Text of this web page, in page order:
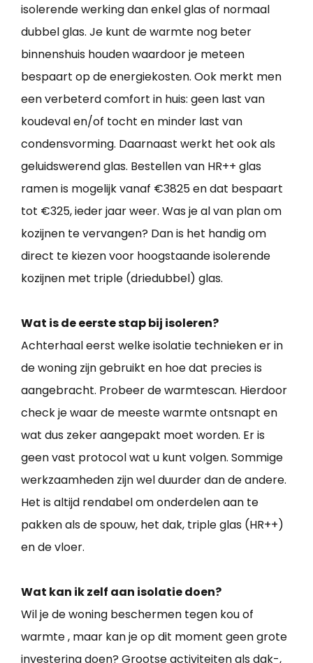
isolerende werking dan enkel glas of normaal
dubbel glas. Je kunt de warmte nog beter
binnenshuis houden waardoor je meteen
bespaart op de energiekosten. Ook merkt men
een verbeterd comfort in huis: geen last van
koudeval en/of tocht en minder last van
condensvorming. Daarnaast werkt het ook als
geluidswerend glas. Bestellen van HR++ glas
ramen is mogelijk vanaf €3825 en dat bespaart
tot €325, ieder jaar weer. Was je al van plan om
kozijnen te vervangen? Dan is het handig om
direct te kiezen voor hoogstaande isolerende
kozijnen met triple (driedubbel) glas.
Wat is de eerste stap bij isoleren?
Achterhaal eerst welke isolatie technieken er in
de woning zijn gebruikt en hoe dat precies is
aangebracht. Probeer de warmtescan. Hierdoor
check je waar de meeste warmte ontsnapt en
wat dus zeker aangepakt moet worden. Er is
geen vast protocol wat u kunt volgen. Sommige
werkzaamheden zijn wel duurder dan de andere.
Het is altijd rendabel om onderdelen aan te
pakken als de spouw, het dak, triple glas (HR++)
en de vloer.
Wat kan ik zelf aan isolatie doen?
Wil je de woning beschermen tegen kou of
warmte , maar kan je op dit moment geen grote
investering doen? Grootse activiteiten als dak-,